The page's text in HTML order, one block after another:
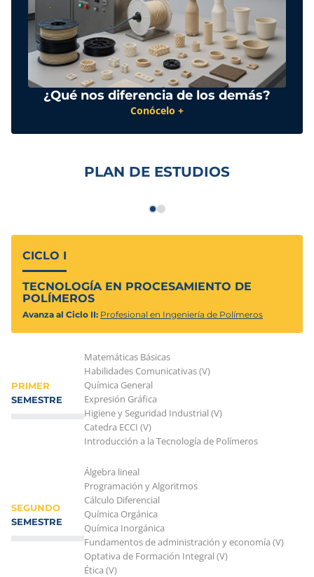
¿Qué nos diferencia de los demás?
Conócelo +
PLAN DE ESTUDIOS
CICLO I
TECNOLOGÍA EN PROCESAMIENTO DE
POLÍMEROS
Avanza al Ciclo II: Profesional en Ingeniería de Polímeros
PRIMER
SEMESTRE
Matemáticas Básicas
Habilidades Comunicativas (V)
Química General
Expresión Gráfica
Higiene y Seguridad Industrial (V)
Catedra ECCI (V)
Introducción a la Tecnología de Polímeros
SEGUNDO
SEMESTRE
Álgebra lineal
Programación y Algoritmos
Cálculo Diferencial
Química Orgánica
Química Inorgánica
Fundamentos de administración y economía (V)
Optativa de Formación Integral (V)
Ética (V)